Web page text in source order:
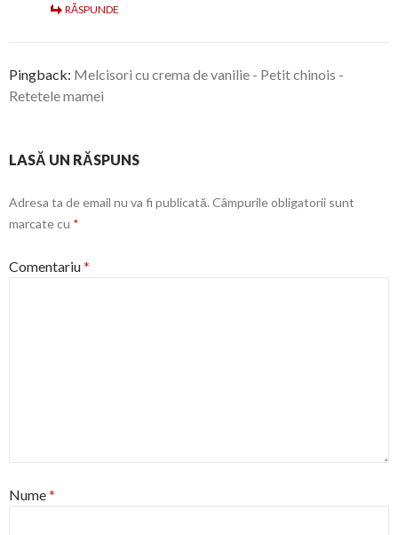
RĂSPUNDE
Pingback: Melcisori cu crema de vanilie - Petit chinois -
Retetele mamei
LASĂ UN RĂSPUNS
Adresa ta de email nu va fi publicată. Câmpurile obligatorii sunt
marcate cu *
Comentariu*
Nume*